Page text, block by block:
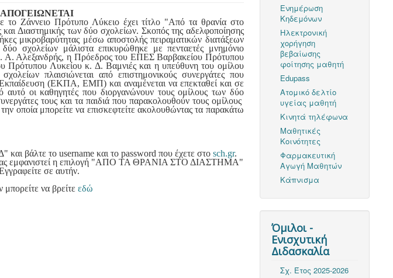
Ζάννειο Πρότυπο Λύκειο έχει τίτλο "Από τα θρανία στο
Διαστημικής των δύο σχολείων. Σκοπός της αδελφοποίησης
μικροβαρύτητας μέσω αποστολής πειραματικών διατάξεων
σχολείων μάλιστα επικυρώθηκε με πενταετές μνημόνιο
Α. Αλεξανδρής, η Πρόεδρος του ΕΠΕΣ Βαρβακείου Πρότυπου
Λυκείου κ. Δ. Βαμνιές και η υπεύθυνη του ομίλου
πλαισιώνεται από επιστημονικούς συνεργάτες που
(ΕΚΠΑ, ΕΜΠ) και αναμένεται να επεκταθεί και σε
οι καθηγητές που διοργανώνουν τους ομίλους των δύο
τους και τα παιδιά που παρακολουθούν τους ομίλους
οποία μπορείτε να επισκεφτείτε ακολουθώντας τα παρακάτω
βάλτε το username και το password που έχετε στοsch.gr.
σας εμφανιστεί η επιλογή "ΑΠΟ ΤΑ ΘΡΑΝΙΑ ΣΤΟ ΔΙΑΣΤΗΜΑ"
σε αυτήν.
μπορείτε να βρείτεεδώ
Ενημέρωση
Κηδεμόνων
Ηλεκτρονική
χορήγηση
βεβαίωσης
φοίτησης μαθητή
Edupass
Ατομικό δελτίο
υγείας μαθητή
Κινητά τηλέφωνα
Μαθητικές
Κοινότητες
Φαρμακευτική
Αγωγή Μαθητών
Κάπνισμα
Όμιλοι -
Ενισχυτική
Διδασκαλία
Σχ. Έτος 2025-2026